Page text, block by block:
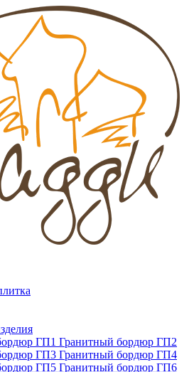
ГП1 Гранитный бордюр ГП2
ГП3 Гранитный бордюр ГП4
ГП5 Гранитный бордюр ГП6